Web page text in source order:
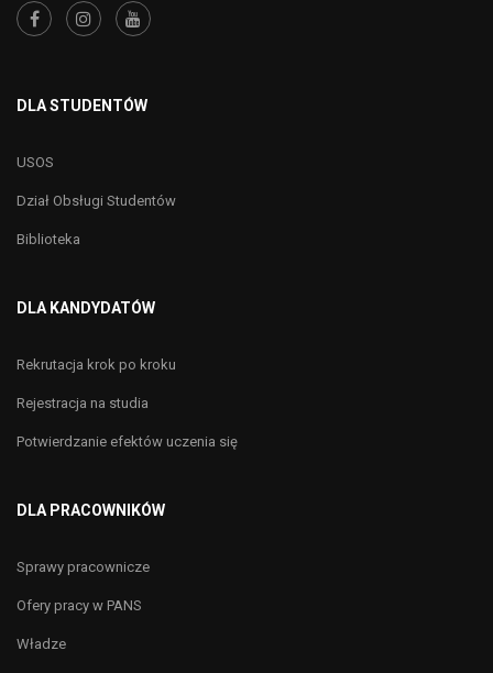
DLA STUDENTÓW
USOS
Dział Obsługi Studentów
Biblioteka
DLA KANDYDATÓW
Rekrutacja krok po kroku
Rejestracja na studia
Potwierdzanie efektów uczenia się
DLA PRACOWNIKÓW
Sprawy pracownicze
Ofery pracy w PANS
Władze